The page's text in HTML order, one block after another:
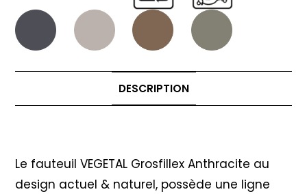
DESCRIPTION
Le fauteuil VEGETAL Grosfillex Anthracite au
design actuel & naturel, possède une ligne